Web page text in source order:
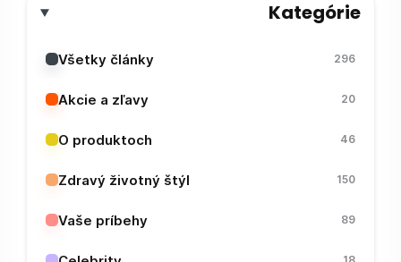
Kategórie
Všetky články 296
Akcie a zľavy 20
O produktoch 46
Zdravý životný štýl 150
Vaše príbehy 89